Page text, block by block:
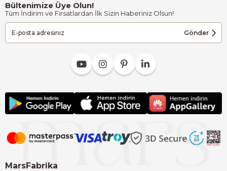
Bültenimize Üye Olun!
Tüm İndirim ve Fırsatlardan İlk Sizin Haberiniz Olsun!
Gönder
MarsFabrika